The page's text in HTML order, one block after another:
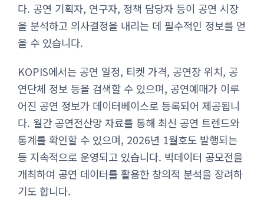
다. 공연 기획자, 연구자, 정책 담당자 등이 공연 시장
을 분석하고 의사결정을 내리는 데 필수적인 정보를 얻
을 수 있습니다.
KOPIS에서는 공연 일정, 티켓 가격, 공연장 위치, 공
연단체 정보 등을 검색할 수 있으며, 공연예매가 이루
어진 공연 정보가 데이터베이스로 등록되어 제공됩니
다. 월간 공연전산망 자료를 통해 최신 공연 트렌드와
통계를 확인할 수 있으며, 2026년 1월호도 발행되는
등 지속적으로 운영되고 있습니다. 빅데이터 공모전을
개최하여 공연 데이터를 활용한 창의적 분석을 장려하
기도 합니다.